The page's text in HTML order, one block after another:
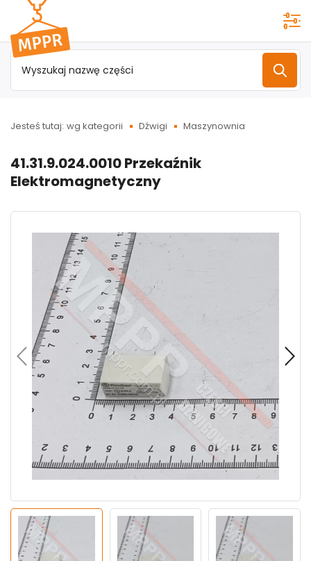
Przejdź do
menu
głównego
Jesteś tutaj: wg kategorii Dźwigi Maszynownia
41.31.9.024.0010 Przekaźnik
Elektromagnetyczny